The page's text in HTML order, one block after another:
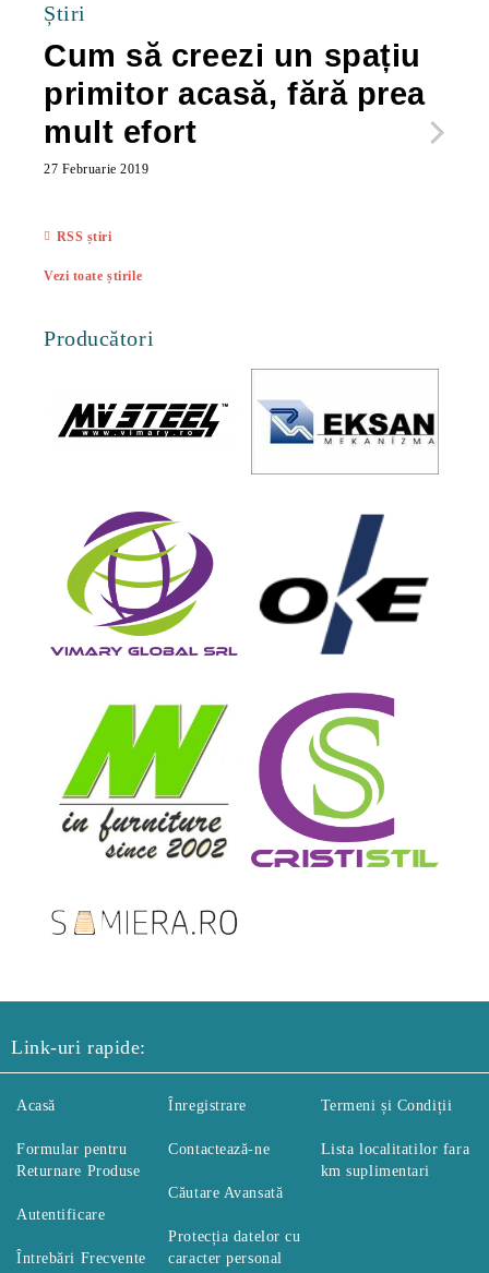
Știri
Cum să creezi un spațiu
primitor acasă, fără prea
mult efort
27 Februarie 2019
RSS știri
Vezi toate știrile
Producători
Link-uri rapide:
Acasă
Formular pentru
Returnare Produse
Autentificare
Întrebări Frecvente
Înregistrare
Contactează-ne
Căutare Avansată
Protecția datelor cu
caracter personal
Termeni și Condiții
Lista localitatilor fara
km suplimentari